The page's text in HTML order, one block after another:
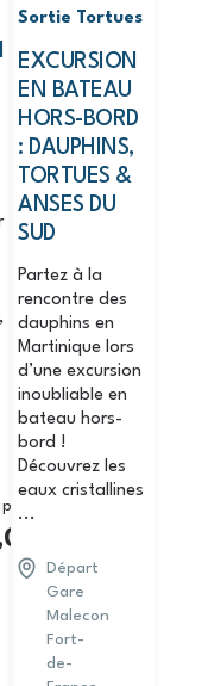
partir de
Sortie Tortues
EXCURSION
EN BATEAU
HORS-BORD
: DAUPHINS,
TORTUES &
ANSES DU
SUD
Partez à la
rencontre des
dauphins en
Martinique lors
d’une excursion
inoubliable en
bateau hors-
bord !
Découvrez les
eaux cristallines
...
Départ
Gare
Malecon
Fort-
de-